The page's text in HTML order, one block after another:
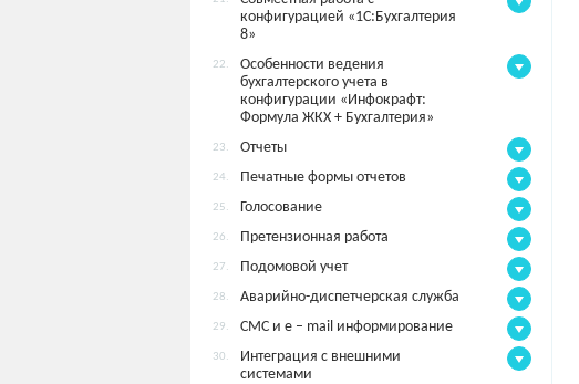
конфигурацией «1С:Бухгалтерия
8»
22.
Особенности ведения
бухгалтерского учета в
конфигурации «Инфокрафт:
Формула ЖКХ + Бухгалтерия»
23. Отчеты
24. Печатные формы отчетов
25. Голосование
26. Претензионная работа
27. Подомовой учет
28. Аварийно-диспетчерская служба
29. СМС и e – mail информирование
30.
Интеграция с внешними
системами